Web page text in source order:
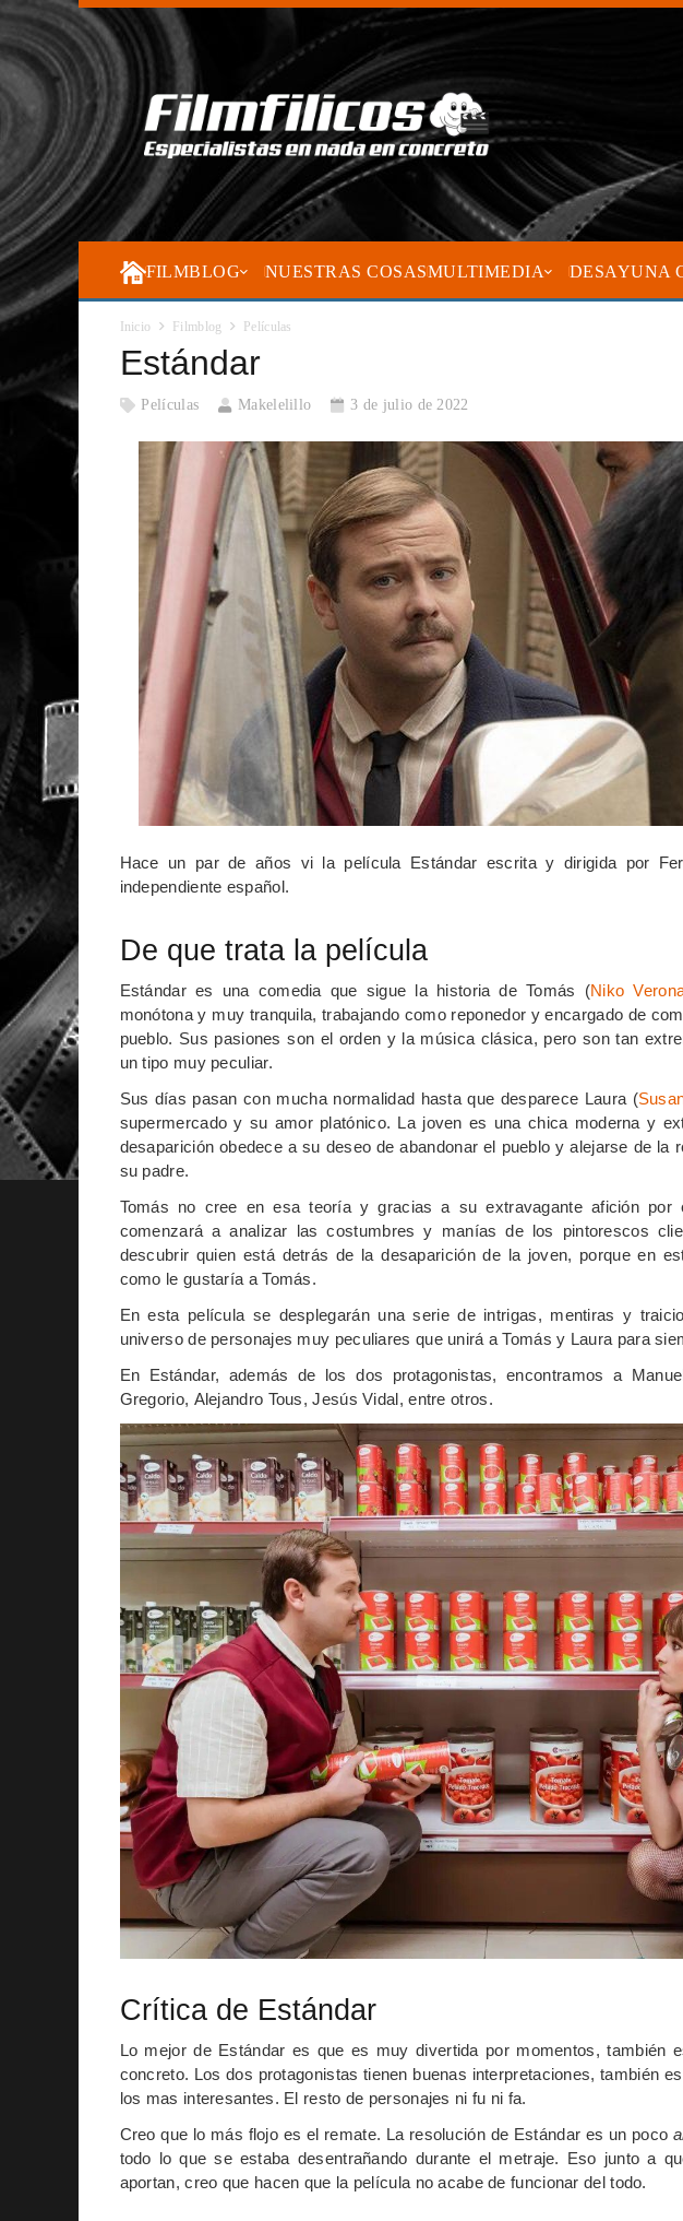
FILMBLOG NUESTRAS COSASMULTIMEDIA DESAYUNA
Inicio Filmblog Películas
Estándar
Películas Makelelillo 3 de julio de 2022
Hace un par de años vi la película Estándar escrita y dirigida por
independiente español.
De que trata la película
Estándar es una comedia que sigue la historia de Tomás (Niko
monótona y muy tranquila, trabajando como reponedor y encargado de
pueblo. Sus pasiones son el orden y la música clásica, pero son tan
un tipo muy peculiar.
Sus días pasan con mucha normalidad hasta que desparece Laura (
supermercado y su amor platónico. La joven es una chica moderna y
desaparición obedece a su deseo de abandonar el pueblo y alejarse de la
su padre.
Tomás no cree en esa teoría y gracias a su extravagante afición por
comenzará a analizar las costumbres y manías de los pintorescos
descubrir quien está detrás de la desaparición de la joven, porque en
como le gustaría a Tomás.
En esta película se desplegarán una serie de intrigas, mentiras y
universo de personajes muy peculiares que unirá a Tomás y Laura para
En Estándar, además de los dos protagonistas, encontramos a
Gregorio, Alejandro Tous, Jesús Vidal, entre otros.
Crítica de Estándar
Lo mejor de Estándar es que es muy divertida por momentos, también
concreto. Los dos protagonistas tienen buenas interpretaciones, también
los mas interesantes. El resto de personajes ni fu ni fa.
Creo que lo más flojo es el remate. La resolución de Estándar es un poco
todo lo que se estaba desentrañando durante el metraje. Eso junto a
aportan, creo que hacen que la película no acabe de funcionar del todo.